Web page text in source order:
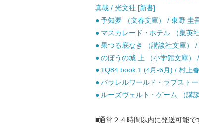
真哉 / 光文社 [新書]
● 予知夢 （文春文庫） / 東野 圭
● マスカレード・ホテル （集英
● 果つる底なき （講談社文庫）
● のぼうの城 上 （小学館文庫）
● 1Q84 book 1 (4月-6月) / 村上
● パラレルワールド・ラブスト
● ルーズヴェルト・ゲーム （講
■通常２４時間以内に発送可能で